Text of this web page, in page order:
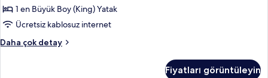
1 en Büyük Boy (King) Yatak
Ücretsiz kablosuz internet
Daha çok detay
Presidential
Fiyatları görüntüleyin